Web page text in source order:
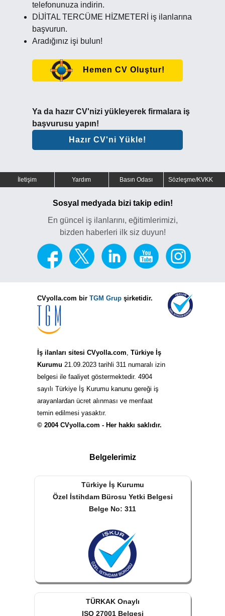
telefonunuza indirin.
DİJİTAL TERCÜME HİZMETERİ iş ilanlarına
başvurun.
Aradığınız işi bulun!
Hemen CV Oluştur!
Ya da hazır CV'nizi yükleyerek firmalara iş
başvurusu yapın!
Hazır CV'ni Yükle!
İletişim Yardım Basın Odası Sözleşme/KVKK
Sosyal medyada bizi takip edin!
En güncel iş ilanlarını, eğitimlerimizi,
bizden haberleri ilk siz duyun!
CVyolla.com bir TGM Grup şirketidir.
İş ilanları sitesi CVyolla.com, Türkiye İş
Kurumu 21.09.2023 tarihli 311 numaralı izin
belgesi ile faaliyet göstermektedir. 4904
sayılı Türkiye İş Kurumu kanunu gereği iş
arayanlardan ücret alınması ve menfaat
temin edilmesi yasaktır.
© 2004 CVyolla.com - Her hakkı saklıdır.
Belgelerimiz
Türkiye İş Kurumu
Özel İstihdam Bürosu Yetki Belgesi
Belge No: 311
TÜRKAK Onaylı
ISO 27001 Belgesi